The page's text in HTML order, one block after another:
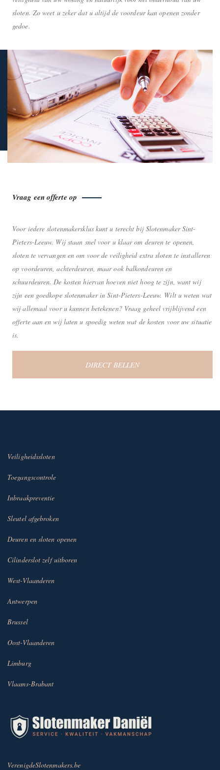
sloten. Zo weet u zeker dat u altijd de voordeur kan openen zonder
gedoe.
Vraag een offerte op
Voor iedere slotenmakersklus kunt u terecht bij Slotenmaker Sint-
Pieters-Leeuw. Wij staan snel voor u klaar om deuren te openen,
sloten te vervangen en om voor de veiligheid extra sloten te installeren
op voordeuren, achterdeuren, maar ook balkondeuren en
schuurdeuren. De kosten hiervan hoeven niet hoog te zijn, want wij
zijn een goedkope slotenmaker in Sint-Pieters-Leeuw. Wilt u weten wat
wij allemaal voor u kunnen betekenen? Vraag geheel vrijblijvend een
offerte aan en wij laten u spoedig weten wat de kosten voor uw situatie
is.
DIRECT BELLEN
Veiligheidssloten
Toegangscontrole
Inbraakpreventie
Sleutel afgebroken
Deuren en sloten openen
Cilinderslot zelf uitboren
West-Vlaanderen
Antwerpen
Brussel
Oost-Vlaanderen
Limburg
Vlaams-Brabant
VerenigdeSlotenmakers.be